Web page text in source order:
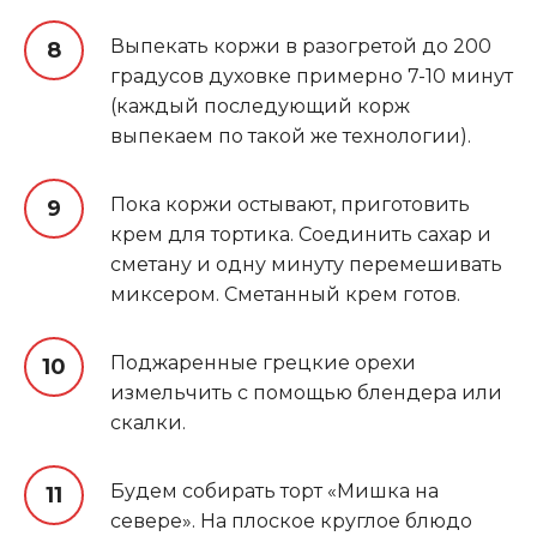
Выпекать коржи в разогретой до 200
градусов духовке примерно 7-10 минут
(каждый последующий корж
выпекаем по такой же технологии).
Пока коржи остывают, приготовить
крем для тортика. Соединить сахар и
сметану и одну минуту перемешивать
миксером. Сметанный крем готов.
Поджаренные грецкие орехи
измельчить с помощью блендера или
скалки.
Будем собирать торт «Мишка на
севере». На плоское круглое блюдо